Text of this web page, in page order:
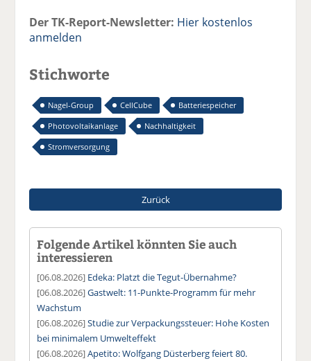
Der TK-Report-Newsletter: Hier kostenlos
anmelden
Stichworte
Nagel-Group CellCube
Batteriespeicher
Photovoltaikanlage
Nachhaltigkeit
Stromversorgung
Zurück
Folgende Artikel könnten Sie auch
interessieren
[06.08.2026] Edeka: Platzt die Tegut-Übernahme?
[06.08.2026]Gastwelt: 11-Punkte-Programm für mehr
Wachstum
[06.08.2026]Studie zur Verpackungssteuer: Hohe Kosten
bei minimalem Umwelteffekt
[06.08.2026]Apetito: Wolfgang Düsterberg feiert 80.